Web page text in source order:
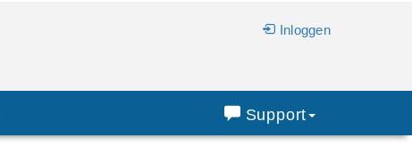
Inloggen
Support